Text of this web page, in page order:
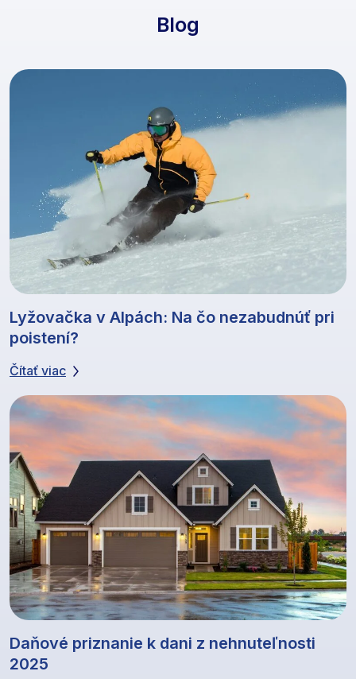
Blog
Lyžovačka v Alpách: Na čo nezabudnúť pri
poistení?
Čítať viac
Daňové priznanie k dani z nehnuteľnosti
2025